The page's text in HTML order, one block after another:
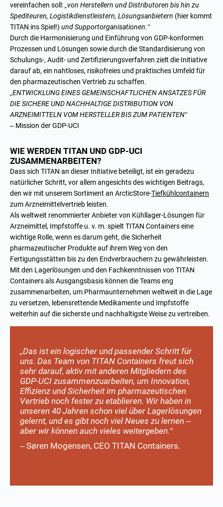
vereinfachen soll: „von Herstellern und Distributoren bis hin zu
Spediteuren, Logistikdienstleistern, Lösungsanbietern (hier kommt
TITAN ins Spiel!) und Supportorganisationen.“
Durch die Harmonisierung und Einführung von GDP-konformen
Prozessen und Lösungen sowie durch die Standardisierung von
Schulungs-, Audit- und Zertifizierungsverfahren zielt die Initiative
darauf ab, ein nahtloses, risikofreies und praktisches Umfeld für
den pharmazeutischen Vertrieb zu schaffen.
„ENTWICKLUNG EINES GEMEINSCHAFTLICHEN ANSATZES FÜR
DIE SICHERE UND NACHHALTIGE DISTRIBUTION VON
ARZNEIMITTELN VOM HERSTELLER BIS ZUM PATIENTEN“
– Mission der GDP-UCI
WIE WERDEN TITAN UND GDP-UCI
ZUSAMMENARBEITEN?
Dass sich TITAN an dieser Initiative beteiligt, ist ein geradezu
natürlicher Schritt, vor allem angesichts des wichtigen Beitrags,
den wir mit unseremSortiment an ArcticStore-Tiefkühlcontainern
zum Arzneimittelvertrieb leisten.
Als weltweit renommierterAnbieter von Kühllager-Lösungen für
Arzneimittel, Impfstoffe u. v. m. spielt TITAN Containers eine
wichtige Rolle, wenn es darum geht, die Sicherheit
pharmazeutischer Produkte auf ihrem Weg von den
Fertigungsstätten bis zu den Endverbrauchern zu gewährleisten.
Mit den Lagerlösungen und den Fachkenntnissen von TITAN
Containers als Ausgangsbasis können die Teams eng
zusammenarbeiten, um Pharmaunternehmen weltweit in die Lage
zu versetzen, lebensrettende Medikamente und Impfstoffe
weiterhin auf die sicherste und nachhaltigste Weise zu vertreiben.
„Das ist ein logischer und passender Schritt für
uns. Das Team von TITAN Containers freut sich
sehr darauf, aktiv mit anderen Mitgliedern des
GDP-UCI zusammenzuarbeiten, um Innovation,
Effizienz und Sicherheit im pharmazeutischen
Vertrieb noch fester zu etablieren. Wir haben in
unseren 40 Jahren schon viel über Lagerlösungen
gelernt, und es gibt noch viel Neues zu lernen –
aber wir können auch vieles weitergeben.“
– Søren Mogensen, CEO TITAN Containers.